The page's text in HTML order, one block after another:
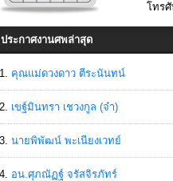
โทร
ประกาศงานศพล่าสุด
คุณแม่ดวงดาว ตีระนันทน์
เขฐ์มินทรา เชวงกูล (จ๋า)
นายพิพัฒน์ พะเนียงเวทย์
อน.ศุภณัฏฐ์ จรัสจิรภัทร์